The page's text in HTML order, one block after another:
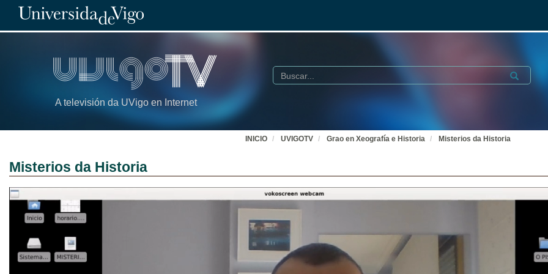
A televisión da UVigo en Internet
Buscar Submit
INICIO UVIGOTV Grao en Xeografía e Historia Misterios da Historia
Misterios da Historia